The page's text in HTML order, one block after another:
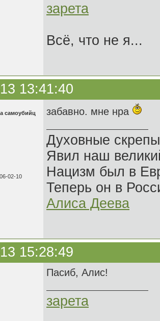
зарета
Всё, что не я...
13:41:40
самоубийц
02-10
забавно. мне нра
Духовные
Явил наш
Нацизм был в
Теперь он в
Алиса Деева
15:28:49
Пасиб, Алис!
зарета